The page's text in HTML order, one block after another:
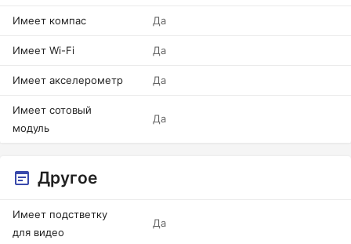
Имеет компас Да
Имеет Wi-Fi Да
Имеет акселерометр Да
Имеет сотовый
модуль
Да
Другое
Имеет подстветку
для видео
Да